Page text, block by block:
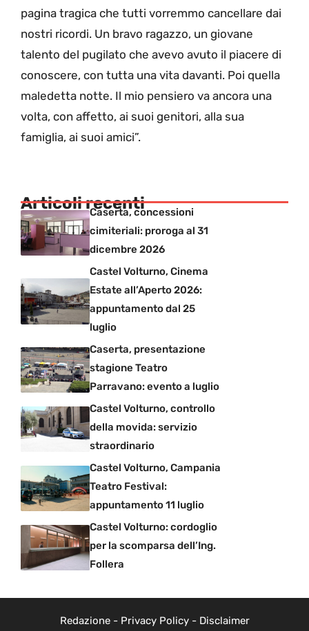
pagina tragica che tutti vorremmo cancellare dai
nostri ricordi. Un bravo ragazzo, un giovane
talento del pugilato che avevo avuto il piacere di
conoscere, con tutta una vita davanti. Poi quella
maledetta notte. Il mio pensiero va ancora una
volta, con affetto, ai suoi genitori, alla sua
famiglia, ai suoi amici”.
Articoli recenti
Caserta, concessioni
cimiteriali: proroga al 31
dicembre 2026
Castel Volturno, Cinema
Estate all’Aperto 2026:
appuntamento dal 25
luglio
Caserta, presentazione
stagione Teatro
Parravano: evento a luglio
Castel Volturno, controllo
della movida: servizio
straordinario
Castel Volturno, Campania
Teatro Festival:
appuntamento 11 luglio
Castel Volturno: cordoglio
per la scomparsa dell’Ing.
Follera
Redazione- Privacy Policy- Disclaimer